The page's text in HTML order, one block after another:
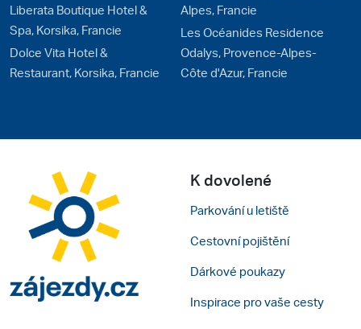
Liberata Boutique Hotel &
Spa, Korsika, Francie
Dolce Vita Hotel &
Restaurant, Korsika, Francie
Alpes, Francie
Les Océanides Residence
Odalys, Provence-Alpes-
Côte d'Azur, Francie
K dovolené
Parkování u letiště
Cestovní pojištění
Dárkové poukazy
Inspirace pro vaše cesty